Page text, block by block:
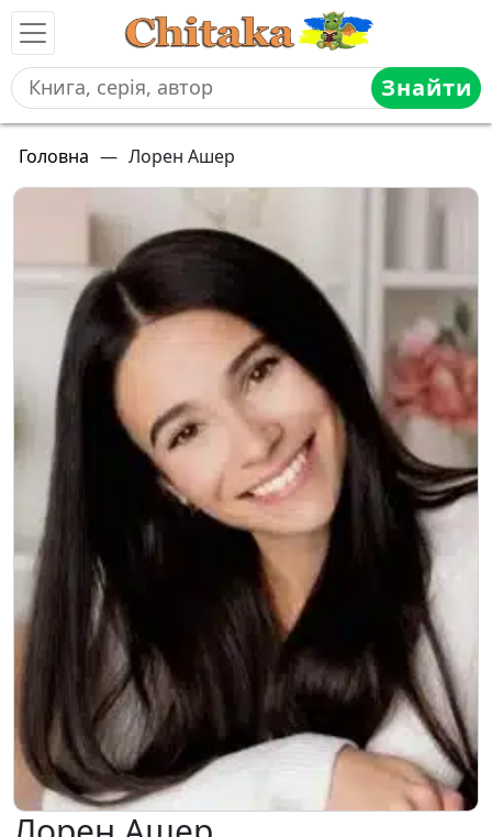
Знайти
Головна — Лорен Ашер